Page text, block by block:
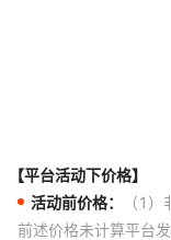
【平台活动下价格】
活动前价格：
（1
前述价格未计算平台